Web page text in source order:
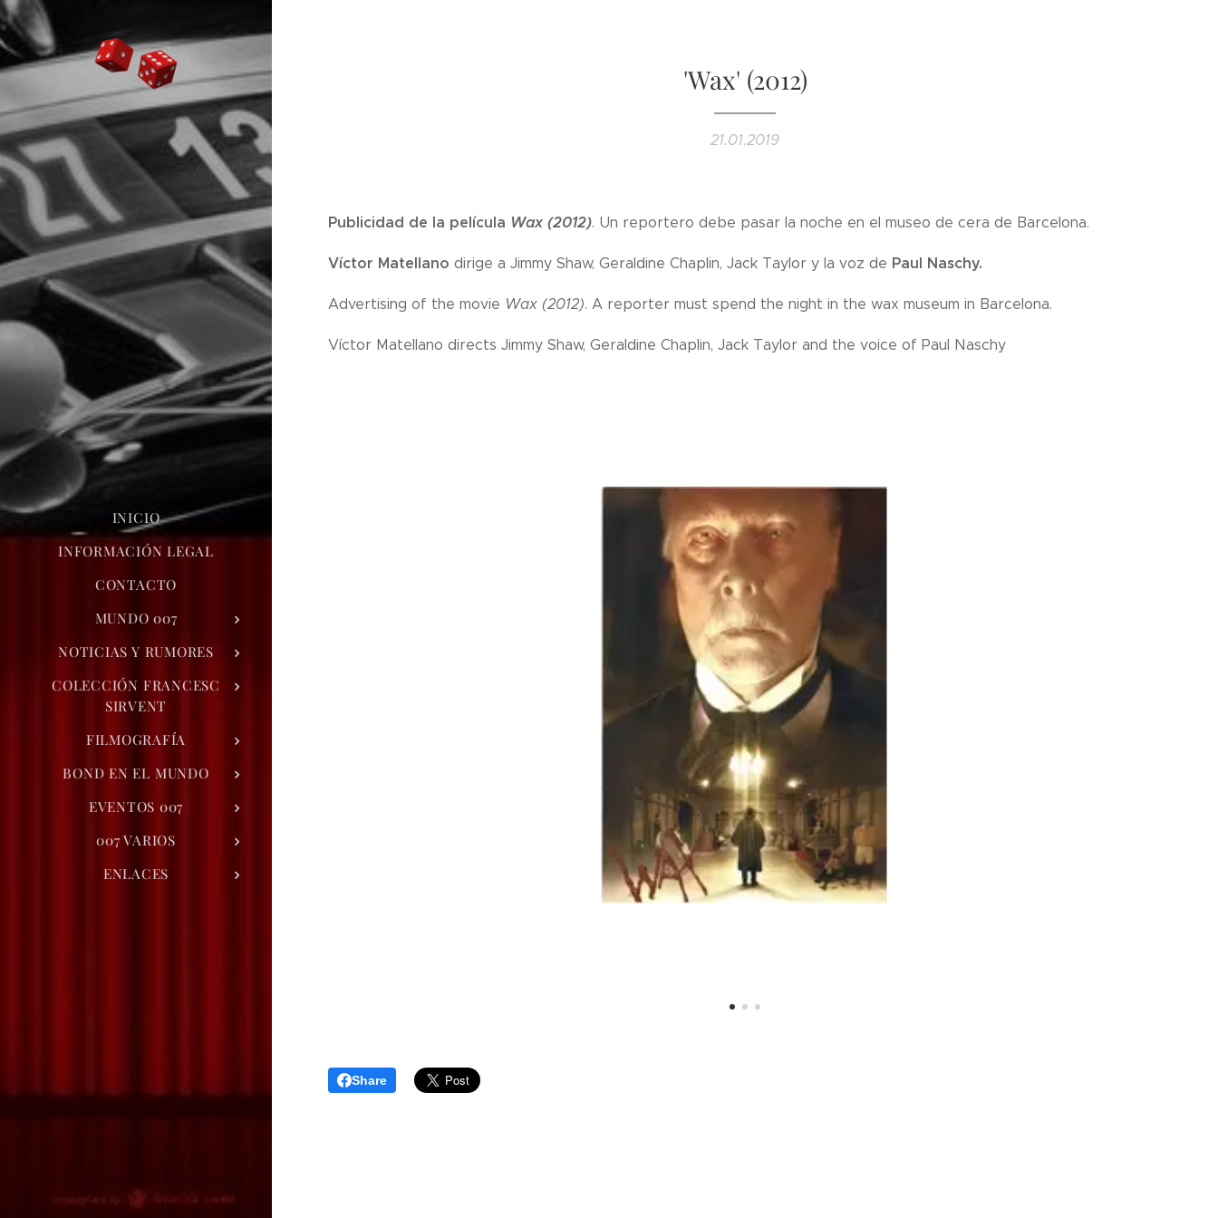
INICIO
INFORMACIÓN LEGAL
CONTACTO
MUNDO 007
NOTICIAS Y RUMORES
COLECCIÓN FRANCESC
SIRVENT
FILMOGRAFÍA
BOND EN EL MUNDO
EVENTOS 007
007 VARIOS
ENLACES
'Wax' (2012)
21.01.2019
Publicidad de la película Wax (2012). Un reportero debe pasar la noche en el museo de cera de Barcelona.
Víctor Matellano dirige a Jimmy Shaw, Geraldine Chaplin, Jack Taylor y la voz de Paul Naschy.
Advertising of the movie Wax (2012). A reporter must spend the night in the wax museum in Barcelona.
Víctor Matellano directs Jimmy Shaw, Geraldine Chaplin, Jack Taylor and the voice of Paul Naschy
Share